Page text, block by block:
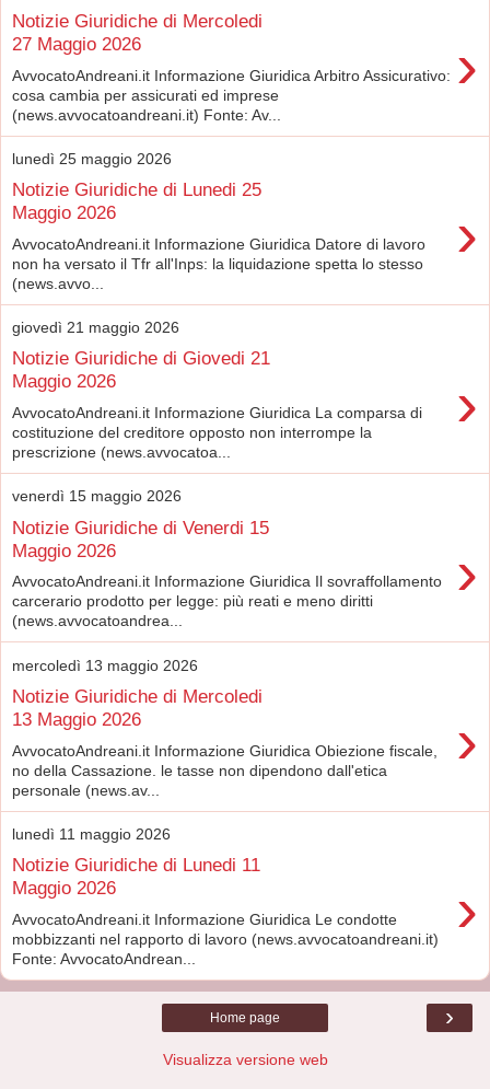
Notizie Giuridiche di Mercoledi
27 Maggio 2026
›
AvvocatoAndreani.it Informazione Giuridica Arbitro Assicurativo:
cosa cambia per assicurati ed imprese
(news.avvocatoandreani.it) Fonte: Av...
lunedì 25 maggio 2026
Notizie Giuridiche di Lunedi 25
Maggio 2026
›
AvvocatoAndreani.it Informazione Giuridica Datore di lavoro
non ha versato il Tfr all'Inps: la liquidazione spetta lo stesso
(news.avvo...
giovedì 21 maggio 2026
Notizie Giuridiche di Giovedi 21
Maggio 2026
›
AvvocatoAndreani.it Informazione Giuridica La comparsa di
costituzione del creditore opposto non interrompe la
prescrizione (news.avvocatoa...
venerdì 15 maggio 2026
Notizie Giuridiche di Venerdi 15
Maggio 2026
›
AvvocatoAndreani.it Informazione Giuridica Il sovraffollamento
carcerario prodotto per legge: più reati e meno diritti
(news.avvocatoandrea...
mercoledì 13 maggio 2026
Notizie Giuridiche di Mercoledi
13 Maggio 2026
›
AvvocatoAndreani.it Informazione Giuridica Obiezione fiscale,
no della Cassazione. le tasse non dipendono dall'etica
personale (news.av...
lunedì 11 maggio 2026
Notizie Giuridiche di Lunedi 11
Maggio 2026
›
AvvocatoAndreani.it Informazione Giuridica Le condotte
mobbizzanti nel rapporto di lavoro (news.avvocatoandreani.it)
Fonte: AvvocatoAndrean...
›
Home page
Visualizza versione web